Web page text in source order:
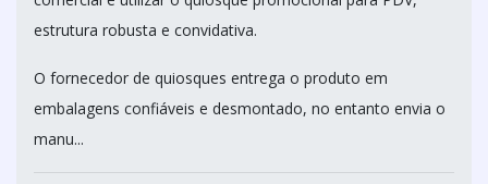
estrutura robusta e convidativa.
O fornecedor de quiosques entrega o produto em
embalagens confiáveis e desmontado, no entanto envia o
manu...